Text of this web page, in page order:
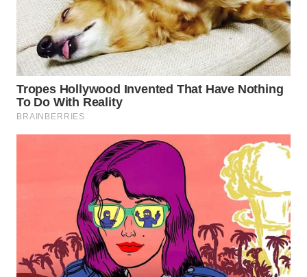
WAHANA
INFRASTRUKTUR
WAHANA
WAHANA
LISTRIK
WAHANANEWS